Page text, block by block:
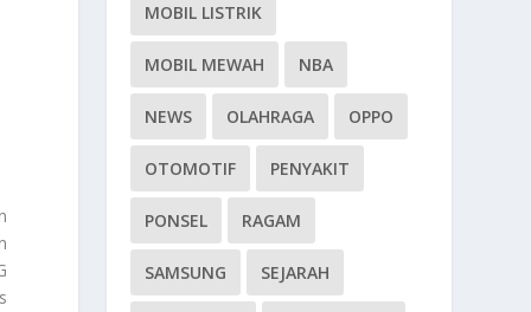
MOBIL LISTRIK
MOBIL MEWAH NBA
NEWS OLAHRAGA OPPO
OTOMOTIF PENYAKIT
PONSEL RAGAM
SAMSUNG SEJARAH